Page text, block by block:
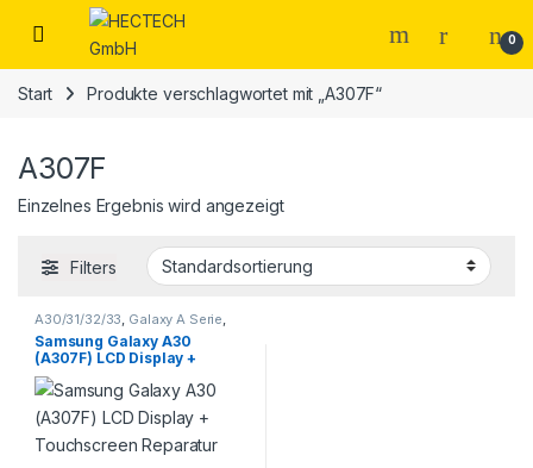
Open 0
Start Produkte verschlagwortet mit „A307F“
A307F
Einzelnes Ergebnis wird angezeigt
Filters
A30/31/32/33, Galaxy A Serie,
Samsung Smartphone
Reparatur
Samsung Galaxy A30
(A307F) LCD Display +
Touchscreen Reparatur